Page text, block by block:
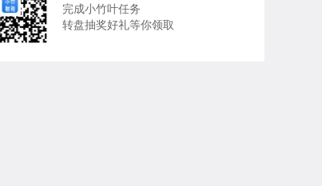
完成小竹叶任务
转盘抽奖好礼等你领取